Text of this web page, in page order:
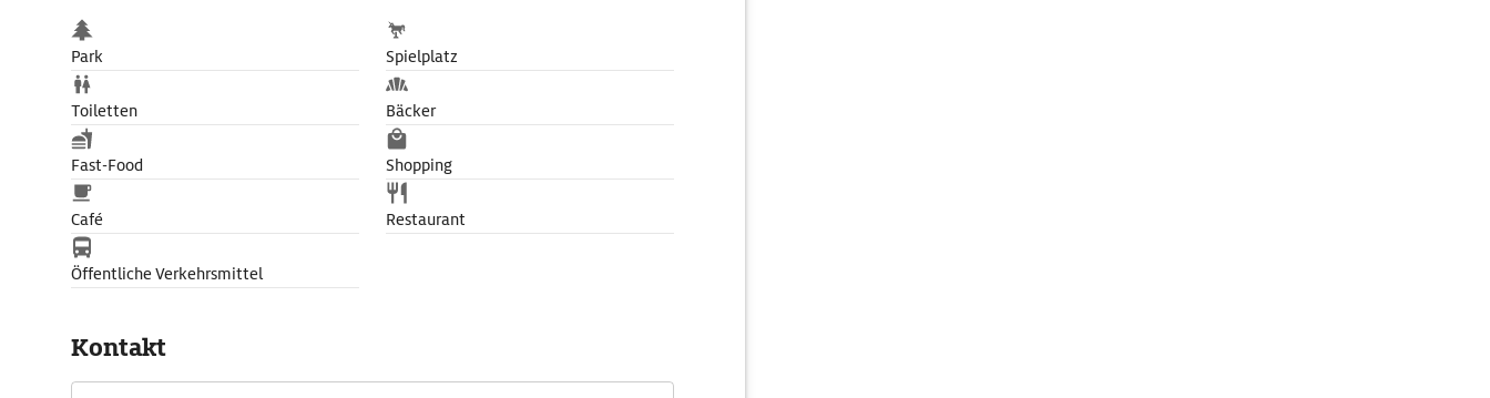
Park Spielplatz
Toiletten Bäcker
Fast-Food Shopping
Café Restaurant
Öffentliche Verkehrsmittel
Kontakt